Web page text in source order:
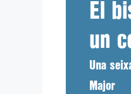
El
un
Una
Major